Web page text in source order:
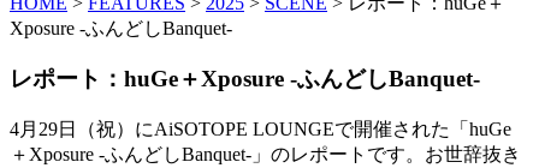
Xposure -ふんどしBanquet-
レポート：huGe＋Xposure -ふんどしBanquet-
4月29日（祝）にAiSOTOPE LOUNGEで開催された「huGe
＋Xposure -ふんどしBanquet-」のレポートです。お世辞抜き